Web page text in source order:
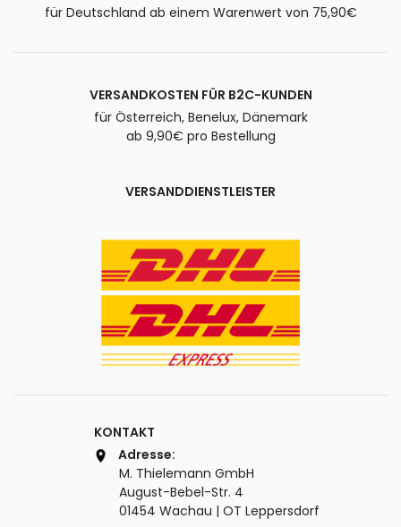
für Deutschland ab einem Warenwert von 75,90€
VERSANDKOSTEN FÜR B2C-KUNDEN
für Österreich, Benelux, Dänemark
ab 9,90€ pro Bestellung
VERSANDDIENSTLEISTER
KONTAKT
Adresse:
M. Thielemann GmbH
August-Bebel-Str. 4
01454 Wachau | OT Leppersdorf